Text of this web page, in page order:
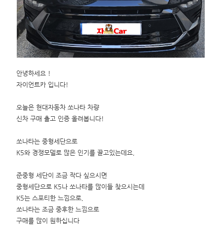
안녕하세요 !
자이언트카 입니다!
오늘은 현대자동차 쏘나타 차량
신차 구매 출고 인증 올려봅니다!
쏘나타는 중형세단으로
K5와 경쟁모델로 많은 인기를 끌고있는데요,
준중형 세단이 조금 작다 싶으시면
중형세단으로 K5나 쏘나타를 많이들 찾으시는데
K5는 스포티한 느낌으로,
쏘나타는 조금 중후한 느낌으로
구매를 많이 원하십니다